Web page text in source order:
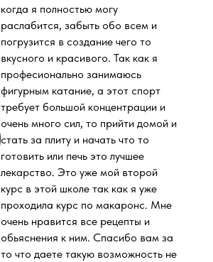
когда я полностью могу
раслабится, забыть обо всем и
погрузится в создание чего то
вкусного и красивого. Так как я
професионально занимаюсь
фигурным катание, а этот спорт
требует большой концентрации и
очень много сил, то прийти домой и
стать за плиту и начать что то
готовить или печь это лучшее
лекарство. Это уже мой второй
курс в этой школе так как я уже
проходила курс по макаронс. Мне
очень нравится все рецепты и
обьяснения к ним. Спасибо вам за
то что даете такую возможность не